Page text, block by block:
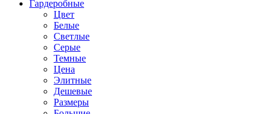
Гардеробные
Цвет
Белые
Светлые
Серые
Темные
Цена
Элитные
Дешевые
Размеры